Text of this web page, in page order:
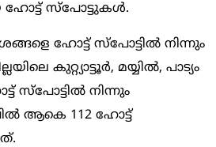
സ്‌പോട്ടുകള്‍.
ഹോട്ട് സ്‌പോട്ടില്‍ നിന്നും
കുറ്റ്യാട്ടൂര്‍, മയ്യില്‍, പാട്യം
സ്‌പോട്ടില്‍ നിന്നും
ആകെ 112 ഹോട്ട്